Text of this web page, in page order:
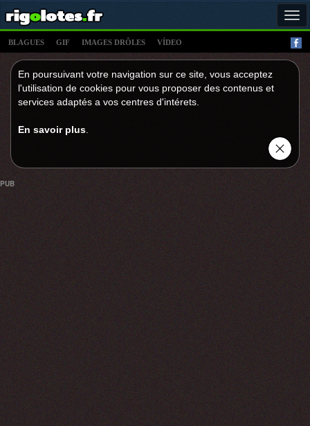
BLAGUES GIF IMAGES DRÔLES VÍDEO
En poursuivant votre navigation sur ce site, vous acceptez
l'utilisation de cookies pour vous proposer des contenus et
services adaptés a vos centres d'intérets.
En savoir plus
PUB